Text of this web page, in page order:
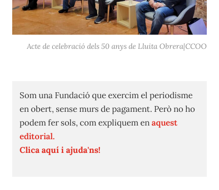
Acte de celebració dels 50 anys de Lluita Obrera|CCOO
Som una Fundació que exercim el periodisme
en obert, sense murs de pagament. Però no ho
podem fer sols, com expliquem enaquest
editorial.
Clica aquí i ajuda'ns!